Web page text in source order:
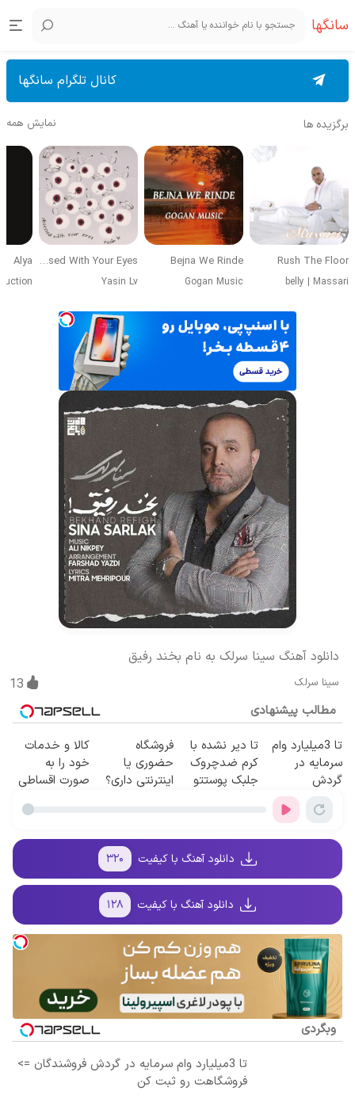
سانگها
کانال تلگرام سانگها
برگزیده ها نمایش همه
Rush The Floor
belly | Massari
Bejna We Rinde
Gogan Music
Obsessed With Your Eyes
Yasin Lv
Alya
دانلود آهنگ سینا سرلک به نام بخند رفیق
سینا سرلک 13
مطالب پیشنهادی
تا 3میلیارد وام
سرمایه در
گردش
فروشندگان =>
فروشگاهت رو
تا دیر نشده با
کرم ضدچروک
جلبک پوستتو
فروشگاه
حضوری یا
اینترنتی داری؟
کالا و خدمات
خود را به
صورت اقساطی
دانلود آهنگ با کیفیت ۳۲۰
دانلود آهنگ با کیفیت ۱۲۸
وبگردی
تا 3میلیارد وام سرمایه در گردش فروشندگان =>
فروشگاهت رو ثبت کن